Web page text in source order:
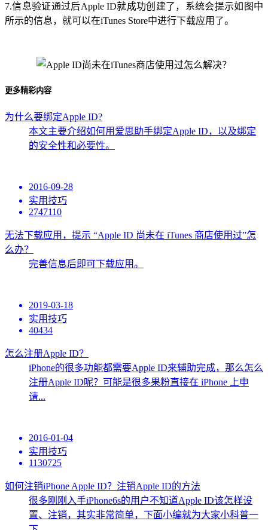
7.信息验证通过后Apple ID就成功创建了，系统会提示如图中
所示的信息，就可以在iTunes Store中进行下载应用了。
更多精彩内容
为什么要绑定Apple ID?
本文主要介绍如何用爱思助手绑定Apple ID，以及绑定
的安全性和必要性。
2016-09-28
实用技巧
2747110
无法下载应用，提示 “Apple ID 尚未在 iTunes 商店使用过”怎
么办？
完善信息后即可下载应用。
2019-03-18
实用技巧
40434
怎么注册Apple ID？
iPhone的很多功能都需要Apple ID来辅助完成，那么怎么
注册Apple ID呢？可能是很多果粉直接在 iPhone 上申
请...
2016-01-04
实用技巧
1130725
如何注销iPhone Apple ID？注销Apple ID的方法
很多刚刚入手iPhone6s的用户不知道Apple ID该怎样设
置、注销，其实非常简单，下面小编就为大家小科普一